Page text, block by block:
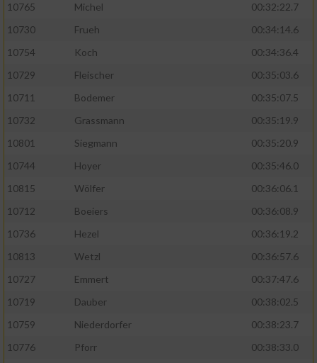
10765
Michel
00:32:22.7
10730
Frueh
00:34:14.6
10754
Koch
00:34:36.4
10729
Fleischer
00:35:03.6
10711
Bodemer
00:35:07.5
10732
Grassmann
00:35:19.9
10801
Siegmann
00:35:20.9
10744
Hoyer
00:35:46.0
10815
Wölfer
00:36:06.1
10712
Boeiers
00:36:08.9
10736
Hezel
00:36:19.2
10813
Wetzl
00:36:57.6
10727
Emmert
00:37:47.6
10719
Dauber
00:38:02.5
10759
Niederdorfer
00:38:23.7
10776
Pforr
00:38:33.0